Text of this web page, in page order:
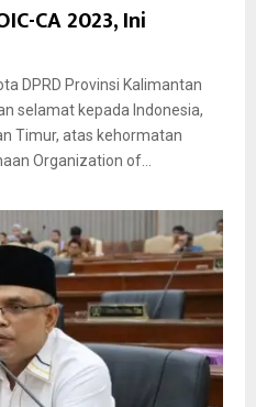
CA 2023, Ini
DPRD Provinsi Kalimantan
selamat kepada Indonesia,
Timur, atas kehormatan
Organization of...